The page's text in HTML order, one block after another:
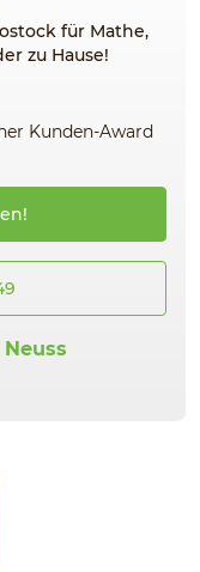
für Mathe,
zu Hause!
Kunden-Award